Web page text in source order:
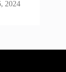
2024